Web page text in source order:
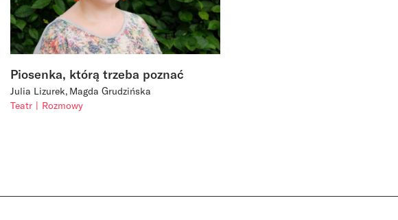
Piosenka, którą trzeba poznać
Julia Lizurek Magda Grudzińska
Teatr
Rozmowy